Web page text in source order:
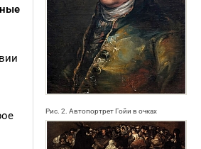
Рис. 2. Автопортрет Гойи в очках